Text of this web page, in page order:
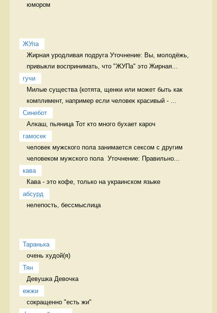
юмором
ЖУпа
Жирная уродливая подруга Уточнение: Вы, молодёжь,
привыкли воспринимать, что "ЖУПа" это Жирная...
гучи
Милые существа (котята, щенки или может быть как
комплимент, например если человек красивый - ...
Синебот
Алкаш, пьяница Тот кто много бухает кароч
гамосек
человек мужского пола занимается сексом с другим
человеком мужского пола  Уточнение: Правильно...
кава
Кава - это кофе, только на украинском языке
абсурд
нелепость, бессмыслица
Таранька
очень худой(я)
Тян
Девушка Девочка
ежжи
сокращенно "есть жи"